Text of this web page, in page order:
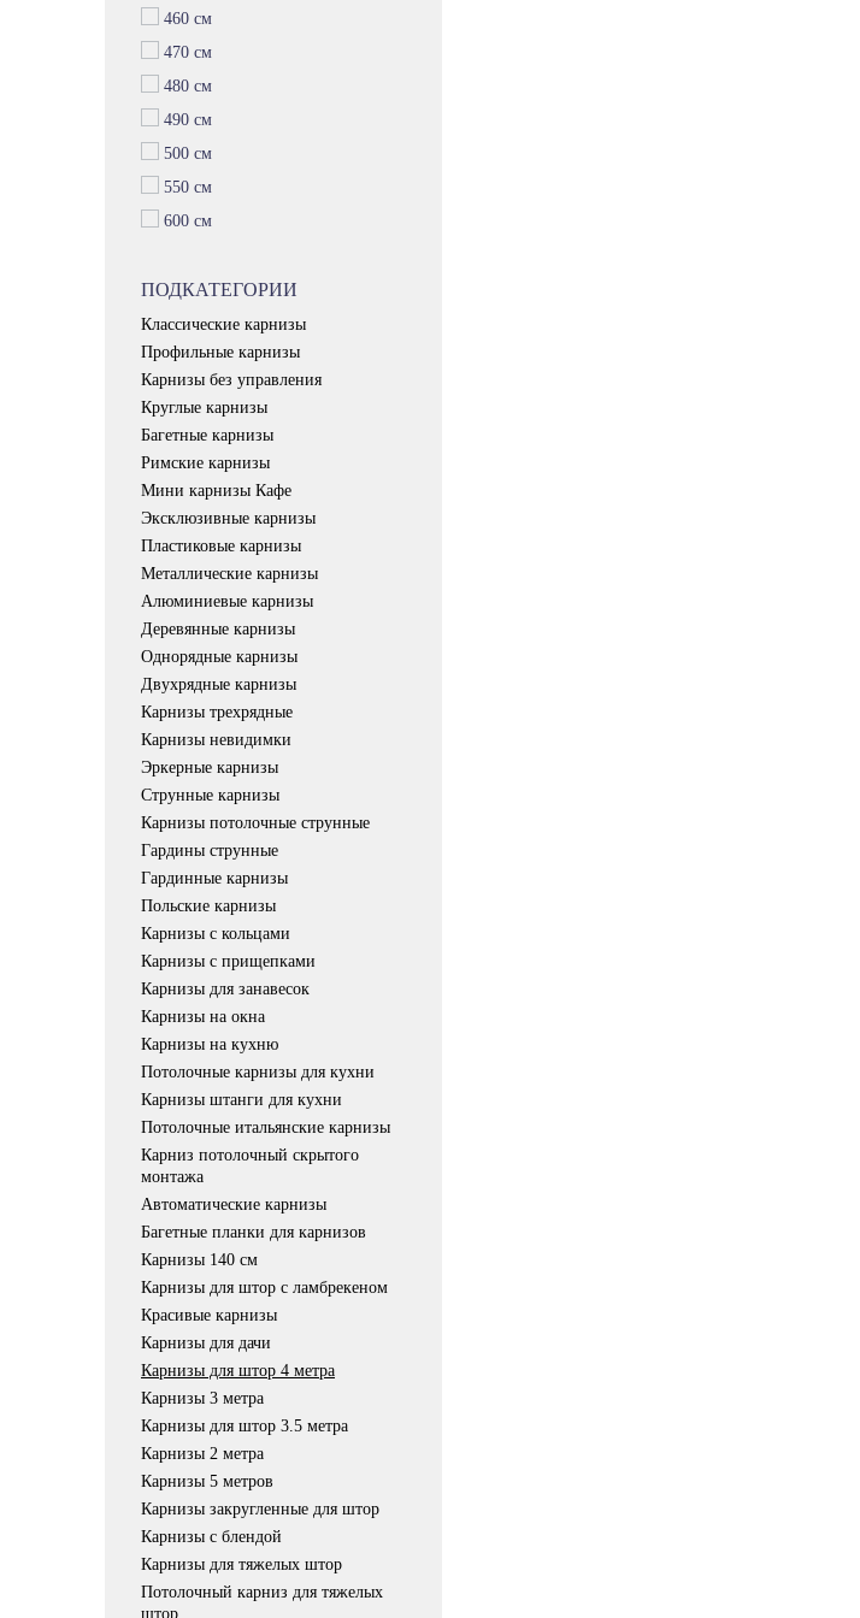
460 см
470 см
480 см
490 см
500 см
550 см
600 см
ПОДКАТЕГОРИИ
Классические карнизы
Профильные карнизы
Карнизы без управления
Круглые карнизы
Багетные карнизы
Римские карнизы
Мини карнизы Кафе
Эксклюзивные карнизы
Пластиковые карнизы
Металлические карнизы
Алюминиевые карнизы
Деревянные карнизы
Однорядные карнизы
Двухрядные карнизы
Карнизы трехрядные
Карнизы невидимки
Эркерные карнизы
Струнные карнизы
Карнизы потолочные струнные
Гардины струнные
Гардинные карнизы
Польские карнизы
Карнизы с кольцами
Карнизы с прищепками
Карнизы для занавесок
Карнизы на окна
Карнизы на кухню
Потолочные карнизы для кухни
Карнизы штанги для кухни
Потолочные итальянские карнизы
Карниз потолочный скрытого
монтажа
Автоматические карнизы
Багетные планки для карнизов
Карнизы 140 см
Карнизы для штор с ламбрекеном
Красивые карнизы
Карнизы для дачи
Карнизы для штор 4 метра
Карнизы 3 метра
Карнизы для штор 3.5 метра
Карнизы 2 метра
Карнизы 5 метров
Карнизы закругленные для штор
Карнизы с блендой
Карнизы для тяжелых штор
Потолочный карниз для тяжелых
штор